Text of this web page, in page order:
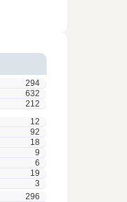
294
632
212
12
92
18
9
6
19
3
296